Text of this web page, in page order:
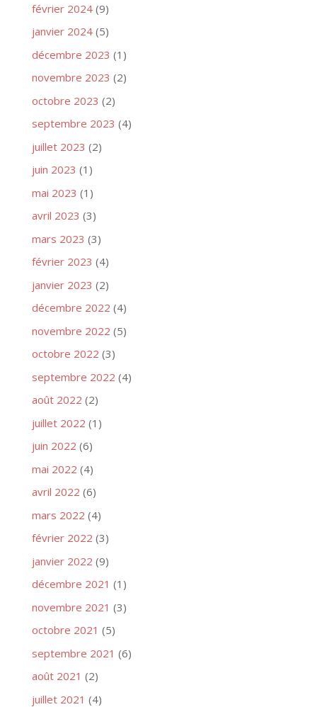
février 2024(9)
janvier 2024(5)
décembre 2023 (1)
novembre 2023 (2)
octobre 2023 (2)
septembre 2023 (4)
juillet 2023 (2)
juin 2023 (1)
mai 2023 (1)
avril 2023 (3)
mars 2023 (3)
février 2023 (4)
janvier 2023 (2)
décembre 2022 (4)
novembre 2022 (5)
octobre 2022 (3)
septembre 2022 (4)
août 2022 (2)
juillet 2022 (1)
juin 2022 (6)
mai 2022 (4)
avril 2022 (6)
mars 2022 (4)
février 2022 (3)
janvier 2022 (9)
décembre 2021 (1)
novembre 2021 (3)
octobre 2021 (5)
septembre 2021 (6)
août 2021 (2)
juillet 2021 (4)